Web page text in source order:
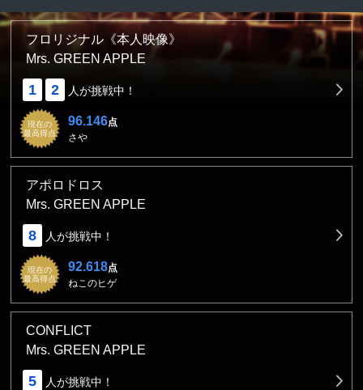
フロリジナル《本人映像》
Mrs. GREEN APPLE
1 2 人が挑戦中！
現在の
最高得点
96.146点
さや
アポロドロス
Mrs. GREEN APPLE
8 人が挑戦中！
現在の
最高得点
92.618点
ねこのヒゲ
CONFLICT
Mrs. GREEN APPLE
5 人が挑戦中！